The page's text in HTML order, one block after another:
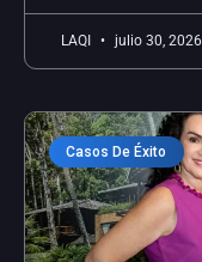
LAQI julio 30, 2026
Casos De Éxito